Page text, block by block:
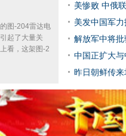
图-204雷达电
起了大量关
看，这架图-2
美惨败 中俄
美发中国军
解放军中将批
中国正扩大与
昨日朝鲜传